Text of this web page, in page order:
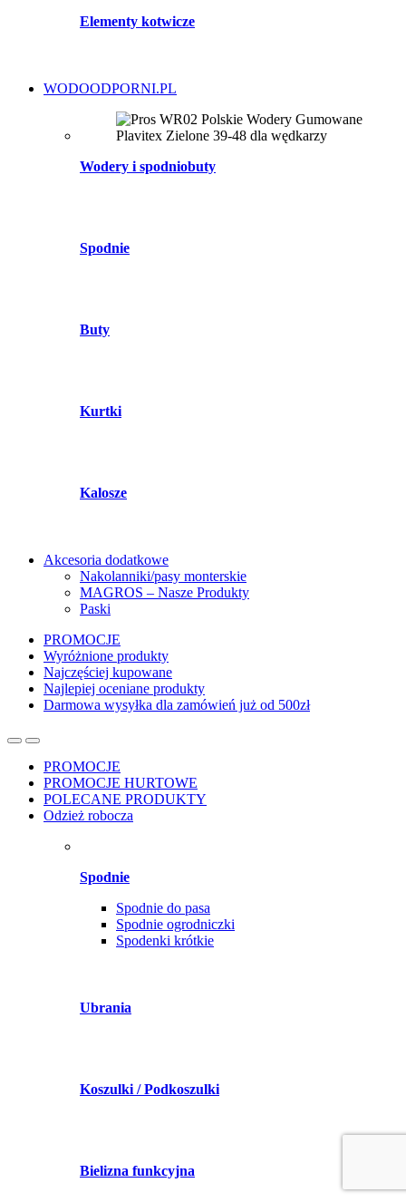
Elementy kotwicze
WODOODPORNI.PL
Wodery i spodniobuty
Spodnie
Buty
Kurtki
Kalosze
Akcesoria dodatkowe
Nakolanniki/pasy monterskie
MAGROS – Nasze Produkty
Paski
PROMOCJE
Wyróżnione produkty
Najczęściej kupowane
Najlepiej oceniane produkty
Darmowa wysyłka dla zamówień już od 500zł
PROMOCJE
PROMOCJE HURTOWE
POLECANE PRODUKTY
Odzież robocza
Spodnie
Spodnie do pasa
Spodnie ogrodniczki
Spodenki krótkie
Ubrania
Koszulki / Podkoszulki
Bielizna funkcyjna